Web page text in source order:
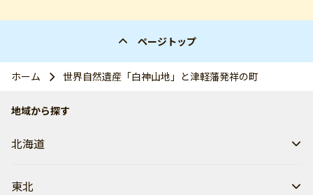
ページトップ
ホーム 世界自然遺産「白神山地」と津軽藩発祥の町
地域から探す
北海道
東北